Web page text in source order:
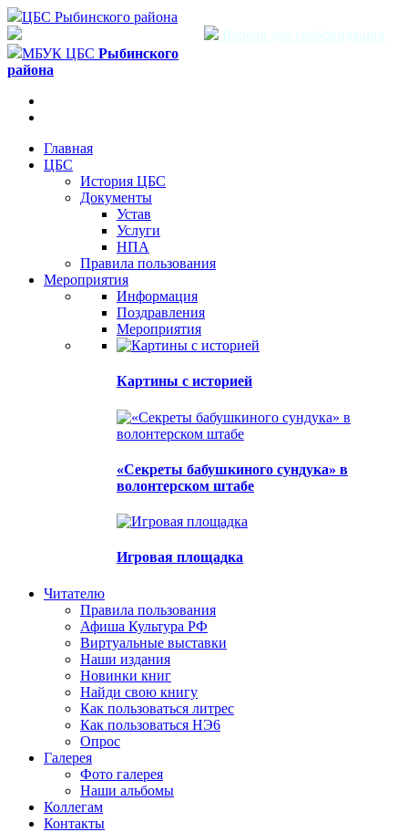
ЦБС Рыбинского района
Версия для слабовидящих
МБУК ЦБС Рыбинского
района
Главная
ЦБС
История ЦБС
Документы
Устав
Услуги
НПА
Правила пользования
Мероприятия
Информация
Поздравления
Мероприятия
Картины с историей
«Секреты бабушкиного сундука» в
волонтерском штабе
Игровая площадка
Читателю
Правила пользования
Афиша Культура РФ
Виртуальные выставки
Наши издания
Новинки книг
Найди свою книгу
Как пользоваться литрес
Как пользоваться НЭ6
Опрос
Галерея
Фото галерея
Наши альбомы
Коллегам
Контакты